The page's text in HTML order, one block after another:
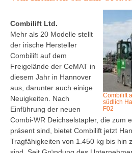
Combilift
südlich
F02
Combilift Ltd.
Mehr als 20 Modelle stellt
der irische Hersteller
Combilift auf dem
Freigelände der CeMAT in
diesem Jahr in Hannover
aus, darunter auch einige
Neuigkeiten. Nach
Einführung der neuen
Combi-WR Deichselstapler, die zum
präsent sind, bietet Combilift jetzt
Tragfähigkeiten von 1.450 kg bis hin